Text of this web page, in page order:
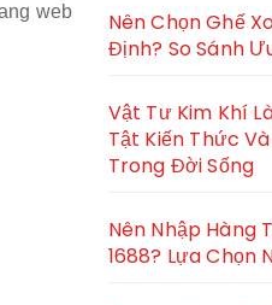
web
Nên Chọn Ghế
Định? So Sánh
Vật Tư Kim Khí
Tật Kiến Thức
Trong Đời Sống
Nên Nhập Hàng
1688? Lựa Chọn